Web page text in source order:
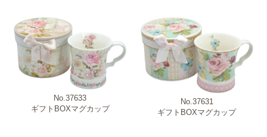
No.37633
ギフトBOXマグカップ
No.37631
ギフトBOXマグカップ